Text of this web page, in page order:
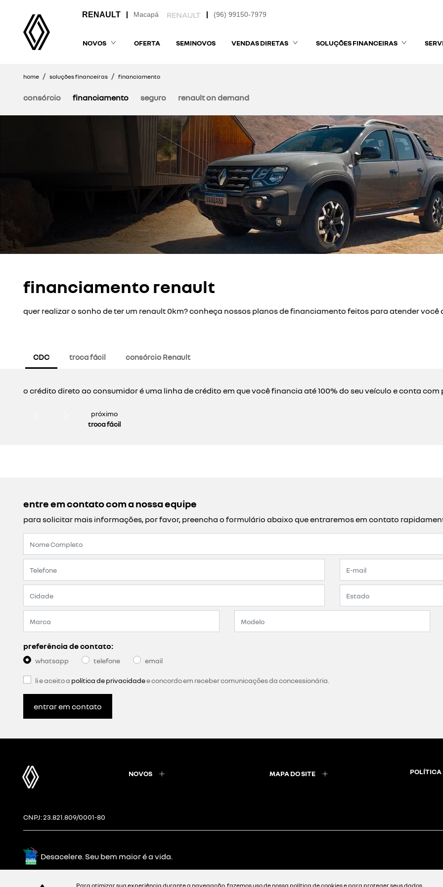
(96) 99150-7979
Macapá
NOVOS OFERTA SEMINOVOS VENDAS DIRETAS SOLUÇÕES FINANCEIRAS
home soluções financeiras financiamento
consórcio financiamento seguro renault on demand
financiamento renault
quer realizar o sonho de ter um renault 0km? conheça nossos planos de financiamento feitos para atender
CDC troca fácil consórcio Renault
o crédito direto ao consumidor é uma linha de crédito em que você financia até 100% do seu veículo e conta
próximo
troca fácil
entre em contato com a nossa equipe
para solicitar mais informações, por favor, preencha o formulário abaixo que entraremos em contato
preferência de contato:
whatsapp telefone email
li e aceito a política de privacidadee concordo em receber comunicações da concessionária.
entrar em contato
NOVOS MAPA DO SITE POLÍTICA
CNPJ: 23.821.809/0001-80
Desacelere. Seu bem maior é a vida.
Para otimizar sua experiência durante a navegação, fazemos uso de nossa política de cookies e para proteger seus dados